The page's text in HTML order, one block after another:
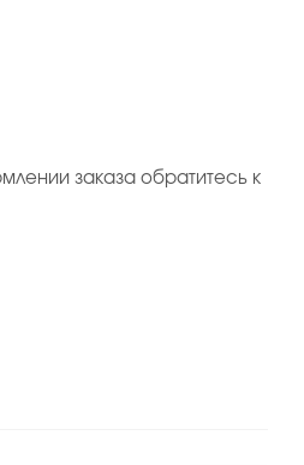
заказа обратитесь к